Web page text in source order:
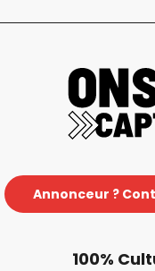
Annonceur ?
100%